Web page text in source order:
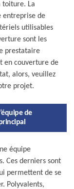
toiture. La
entreprise de
utilisables
sont les
prestataire
en couverture de
alors, veuillez
projet.
de
équipe
Ces derniers sont
permettent de se
Polyvalents,